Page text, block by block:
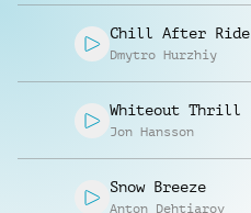
Chill After Ride
Dmytro Hurzhiy
Whiteout Thrill
Jon Hansson
Snow Breeze
Anton Dehtiarov